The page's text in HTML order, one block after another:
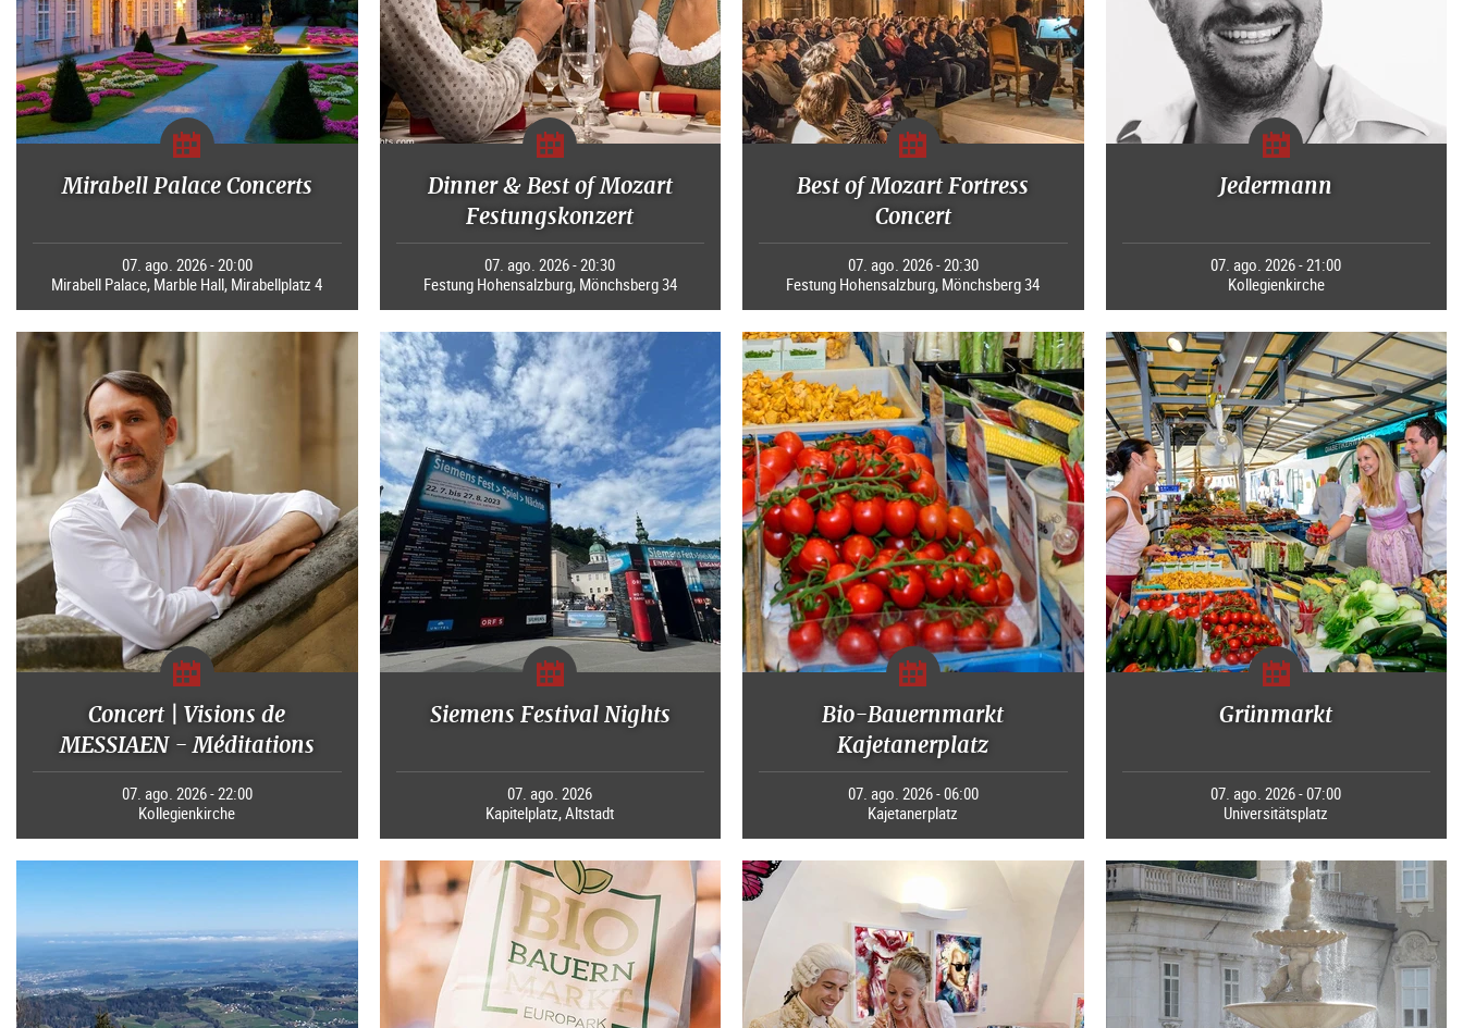
Mirabell Palace Concerts
07. ago. 2026 - 20:00
Mirabell Palace, Marble Hall, Mirabellplatz 4
Dinner & Best of Mozart
Festungskonzert
07. ago. 2026 - 20:30
Festung Hohensalzburg, Mönchsberg 34
Best of Mozart Fortress
Concert
07. ago. 2026 - 20:30
Festung Hohensalzburg, Mönchsberg 34
Jedermann
07. ago. 2026 - 21:00
Kollegienkirche
Concert | Visions de
MESSIAEN - Méditations
07. ago. 2026 - 22:00
Kollegienkirche
Siemens Festival Nights
07. ago. 2026
Kapitelplatz, Altstadt
Bio-Bauernmarkt
Kajetanerplatz
07. ago. 2026 - 06:00
Kajetanerplatz
Grünmarkt
07. ago. 2026 - 07:00
Universitätsplatz